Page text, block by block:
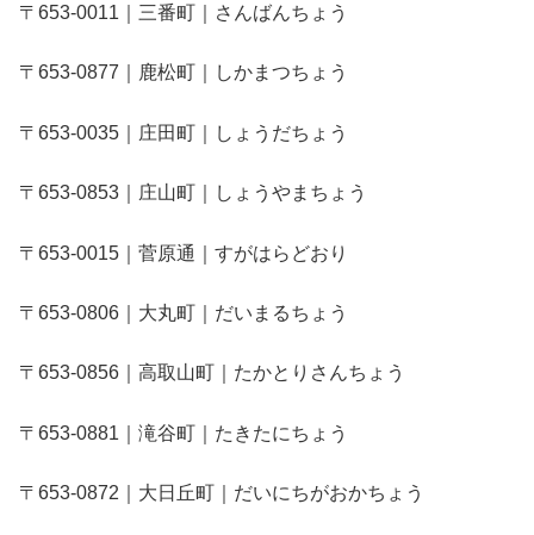
〒653-0011｜三番町｜さんばんちょう
〒653-0877｜鹿松町｜しかまつちょう
〒653-0035｜庄田町｜しょうだちょう
〒653-0853｜庄山町｜しょうやまちょう
〒653-0015｜菅原通｜すがはらどおり
〒653-0806｜大丸町｜だいまるちょう
〒653-0856｜高取山町｜たかとりさんちょう
〒653-0881｜滝谷町｜たきたにちょう
〒653-0872｜大日丘町｜だいにちがおかちょう